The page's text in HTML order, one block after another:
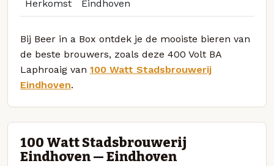
Herkomst Eindhoven
Bij Beer in a Box ontdek je de mooiste bieren van
de beste brouwers, zoals deze 400 Volt BA
Laphroaig van 100 Watt Stadsbrouwerij
Eindhoven.
100 Watt Stadsbrouwerij
Eindhoven — Eindhoven